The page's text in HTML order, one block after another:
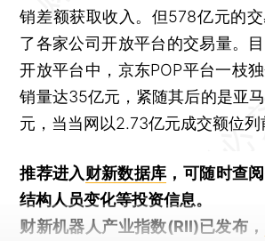
销差额获取收入。但578亿元的
了各家公司开放平台的交易量。
开放平台中，京东POP平台一枝
销量达35亿元，紧随其后的是亚
元，当当网以2.73亿元成交额位列
推荐进入财新数据库 ，可随时查
结构人员变化等投资信息。
财新机器人产业指数(RII)已发布，